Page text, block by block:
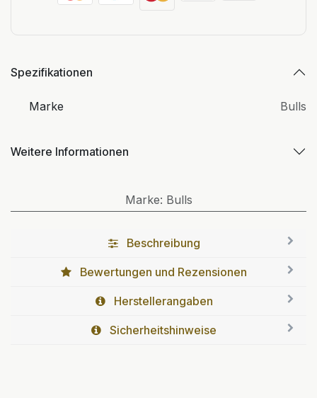
Spezifikationen
Marke Bulls
Weitere Informationen
Marke: Bulls
Beschreibung
Bewertungen und Rezensionen
Herstellerangaben
Sicherheitshinweise